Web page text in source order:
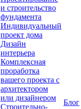
и строительство
фундамента
Индивидуальный
проект дома
Дизайн
интерьера
Комплексная
проработка
вашего проекта с
архитектором
или дизайнером
Строительно-
Блог